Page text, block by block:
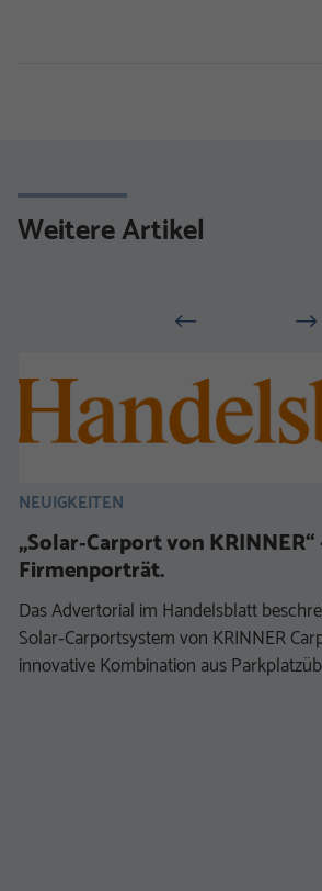
Weitere Artikel
NEUIGKEITEN
„Solar‑Carport von
Firmenporträt.
Das Advertorial im Handelsblatt
Solar‑Carportsystem von KRINNER
innovative Kombination aus